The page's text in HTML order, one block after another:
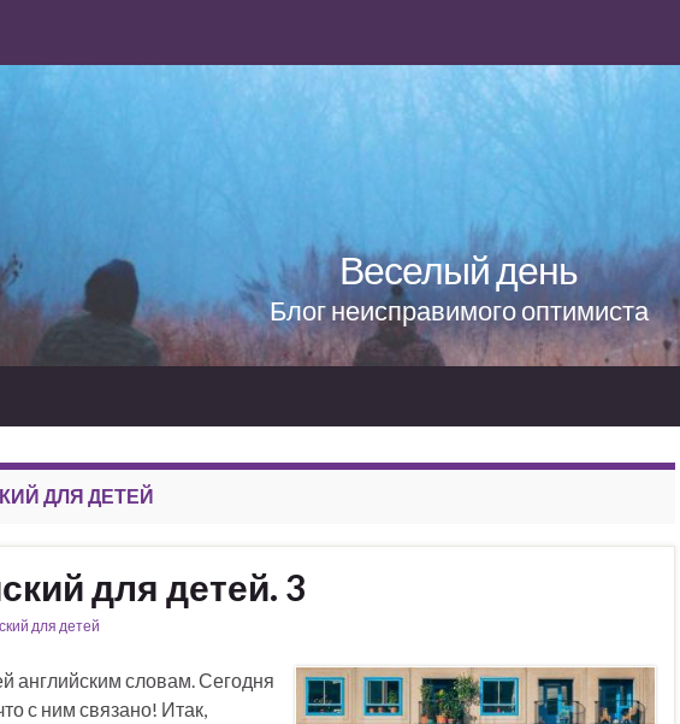
Веселый день
Блог неисправимого оптимиста
ДЛЯ ДЕТЕЙ
для детей. 3
для детей
английским словам. Сегодня
с ним связано! Итак,